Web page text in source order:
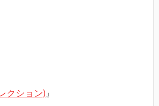
クション)』